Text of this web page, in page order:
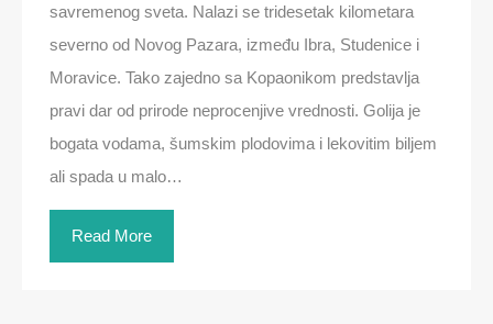
savremenog sveta. Nalazi se tridesetak kilometara
severno od Novog Pazara, između Ibra, Studenice i
Moravice. Tako zajedno sa Kopaonikom predstavlja
pravi dar od prirode neprocenjive vrednosti. Golija je
bogata vodama, šumskim plodovima i lekovitim biljem
ali spada u malo…
Read More